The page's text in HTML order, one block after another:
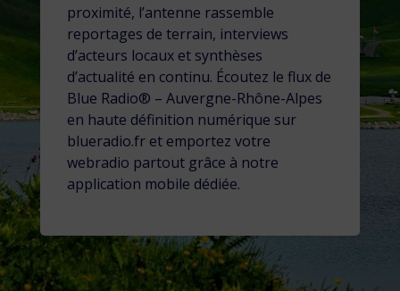
proximité, l’antenne rassemble
reportages de terrain, interviews
d’acteurs locaux et synthèses
d’actualité en continu. Écoutez le flux de
Blue Radio® – Auvergne-Rhône-Alpes
en haute définition numérique sur
blueradio.fr et emportez votre
webradio partout grâce à notre
application mobile dédiée.